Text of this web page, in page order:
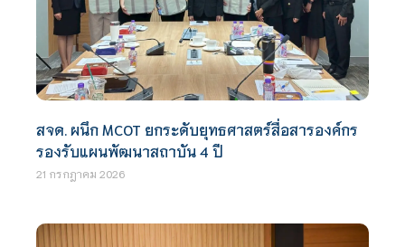
สจด. ผนึก MCOT ยกระดับยุทธศาสตร์สื่อสารองค์กร
รองรับแผนพัฒนาสถาบัน 4 ปี
21 กรกฎาคม 2026